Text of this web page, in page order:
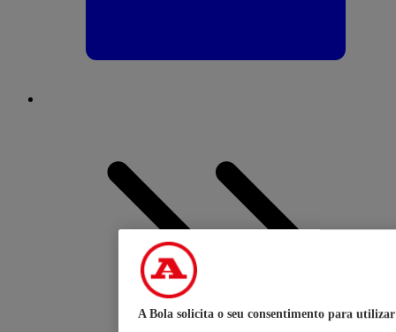
A Bola solicita o seu consentimento para utilizar